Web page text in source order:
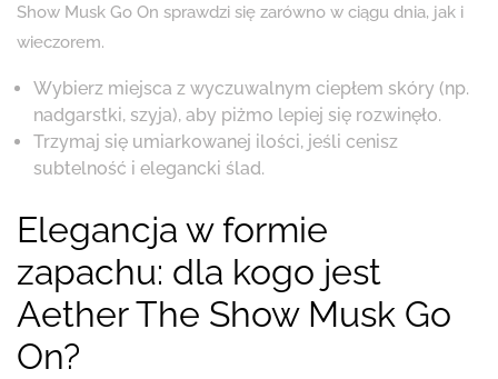
Show Musk Go On sprawdzi się zarówno w ciągu dnia, jak i
wieczorem.
Wybierz miejsca z wyczuwalnym ciepłem skóry (np.
nadgarstki, szyja), aby piżmo lepiej się rozwinęło.
Trzymaj się umiarkowanej ilości, jeśli cenisz
subtelność i elegancki ślad.
Elegancja w formie
zapachu: dla kogo jest
Aether The Show Musk Go
On?